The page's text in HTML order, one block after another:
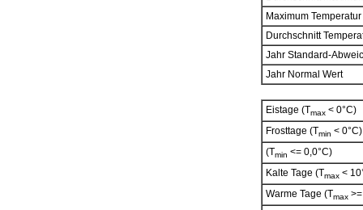
Maximum Temperatur
Durchschnitt
Jahr Standard-
Jahr Normal Wert
Eistage (Tmax< 0°C)
Frosttage (Tmin < 0°C)
(Tmin <= 0,0°C)
Kalte Tage (Tmax<
Warme Tage (Tmax>=